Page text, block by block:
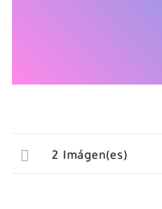
2 Imágen(es)